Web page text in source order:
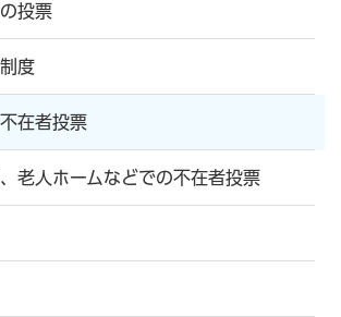
投票
度
在者投票
老人ホームなどでの不在者投票